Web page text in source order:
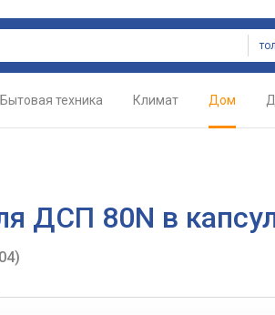
Бытовая техника Климат Дом
ДСП 80N в